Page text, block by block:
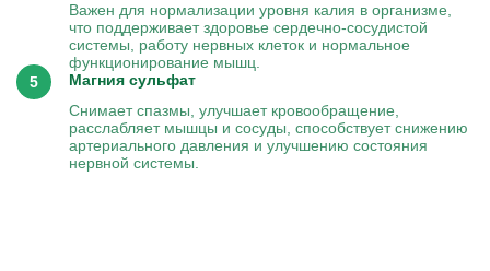
Важен для нормализации уровня калия в организме,
что поддерживает здоровье сердечно-сосудистой
системы, работу нервных клеток и нормальное
функционирование мышц.
Магния сульфат
Снимает спазмы, улучшает кровообращение,
расслабляет мышцы и сосуды, способствует снижению
артериального давления и улучшению состояния
нервной системы.